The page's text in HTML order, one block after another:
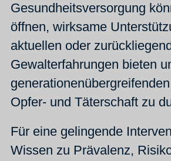
Gesundheitsversorgung
öffnen, wirksame
aktuellen oder
Gewalterfahrungen bieten
Opfer- und Täterschaft zu
Für eine gelingende
Wissen zu Prävalenz,